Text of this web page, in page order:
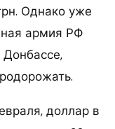
Однако уже
армия РФ
доллар в